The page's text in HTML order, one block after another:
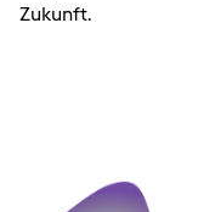
Zukunft.